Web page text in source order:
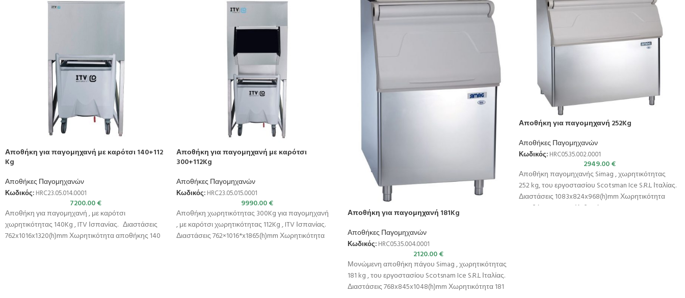
Αποθήκη για παγομηχανή με καρότσι 140+112
Kg
Αποθήκες Παγομηχανών
Κωδικός: HRC23.05.014.0001
7200.00€
Αποθήκη για παγομηχανή , με καρότσι
χωρητικότητας 140Kg , ITV Ισπανίας. Διαστάσεις
762x1016x1320(h)mm Χωρητικότητα αποθήκης 140
Αποθήκη για παγομηχανή με καρότσι
300+112Kg
Αποθήκες Παγομηχανών
Κωδικός: HRC23.05.015.0001
9990.00€
Αποθήκη χωρητικότητας 300Kg για παγομηχανή
, με καρότσι χωρητικότητας 112Kg , ITV Ισπανίας.
Διαστάσεις 762×1016*x1865(h)mm Χωρητικότητα
Αποθήκη για παγομηχανή 181Kg
Αποθήκες Παγομηχανών
Κωδικός: HRC05.35.004.0001
2120.00€
Μονώμενη αποθήκη πάγου Simag , χωρητικότητας
181 kg , του εργοστασίου Scotsnam Ice S.R.L Ιταλίας.
Διαστάσεις 768x845x1048(h)mm Χωρητικότητα 181
Αποθήκη για παγομηχανή 252Kg
Αποθήκες Παγομηχανών
Κωδικός: HRC05.35.002.0001
2949.00€
Αποθήκη παγομηχανής Simag , χωρητικότητας
252 kg, του εργοστασίου Scotsman Ice S.R.L Ιταλίας.
Διαστάσεις 1083x824x968(h)mm Χωρητικότητα
αποθήκης 252 Kg Καθαρό